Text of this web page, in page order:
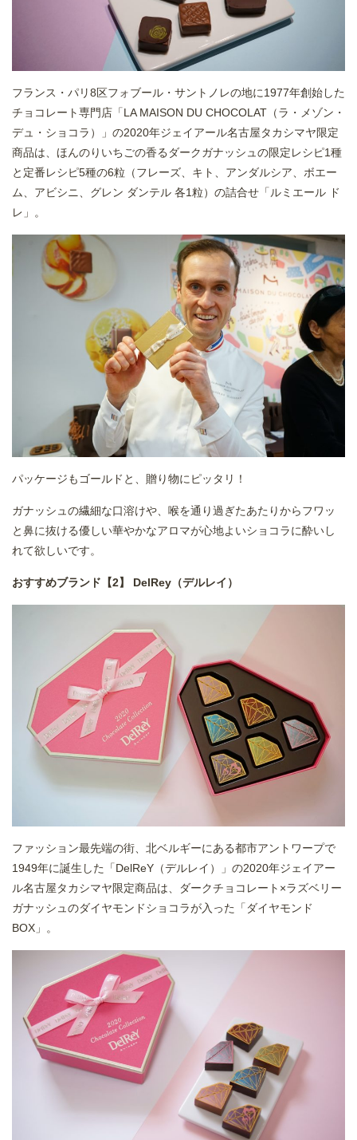
フランス・パリ8区フォブール・サントノレの地に1977年創始した
チョコレート専門店「LA MAISON DU CHOCOLAT（ラ・メゾン・
デュ・ショコラ）」の2020年ジェイアール名古屋タカシマヤ限定
商品は、ほんのりいちごの香るダークガナッシュの限定レシピ1種
と定番レシピ5種の6粒（フレーズ、キト、アンダルシア、ボエー
ム、アビシニ、グレン ダンテル 各1粒）の詰合せ「ルミエール ド
レ」。
パッケージもゴールドと、贈り物にピッタリ！
ガナッシュの繊細な口溶けや、喉を通り過ぎたあたりからフワッ
と鼻に抜ける優しい華やかなアロマが心地よいショコラに酔いし
れて欲しいです。
おすすめブランド【2】 DelRey（デルレイ）
ファッション最先端の街、北ベルギーにある都市アントワープで
1949年に誕生した「DelReY（デルレイ）」の2020年ジェイアー
ル名古屋タカシマヤ限定商品は、ダークチョコレート×ラズベリー
ガナッシュのダイヤモンドショコラが入った「ダイヤモンド
BOX」。